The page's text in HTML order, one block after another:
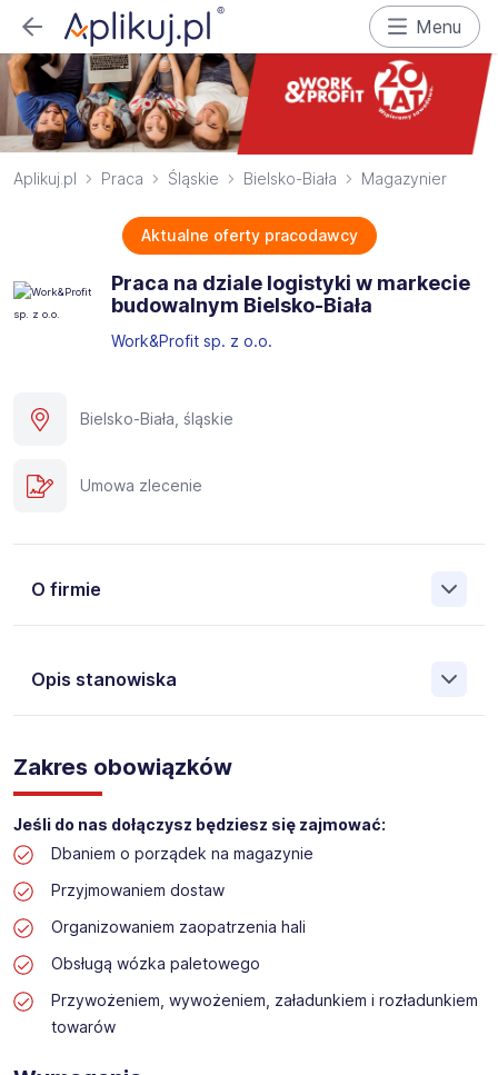
Menu
Aplikuj.pl Praca Śląskie Bielsko-Biała Magazynier
Aktualne oferty pracodawcy
Praca na dziale logistyki w markecie
budowalnym Bielsko-Biała
Work&Profit sp. z o.o.
Bielsko-Biała, śląskie
Umowa zlecenie
O firmie
Opis stanowiska
Pośrednictwa Pracy i Doradztwa Personalnego Work &
Profit jest obecnie jedną z największych niezależnych
polskich agencji zatrudnienia. W ciągu wielu lat naszej
działalności daliśmy pracę przeszło 50 000 pracowników
w całym kraju. Skutecznie znajdujemy pracowników dla
największych firm, jak również małych rodzinnych
przedsiębiorstw w Polsce. Agencja jest wpisana pod nr
stanowisko:
Praca na dziale logistyki w markecie budowalnym
Lokalizacja: Bielsko-Biała
Zakres obowiązków
Jeśli do nas dołączysz będziesz się zajmować:
Dbaniem o porządek na magazynie
Przyjmowaniem dostaw
Organizowaniem zaopatrzenia hali
Obsługą wózka paletowego
Przywożeniem, wywożeniem, załadunkiem i rozładunkiem
towarów